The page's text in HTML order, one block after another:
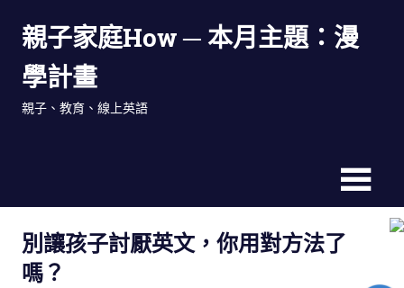
親子家庭How ─ 本月主題：漫
學計畫
親子、教育、線上英語
別讓孩子討厭英文，你用對方法了
嗎？